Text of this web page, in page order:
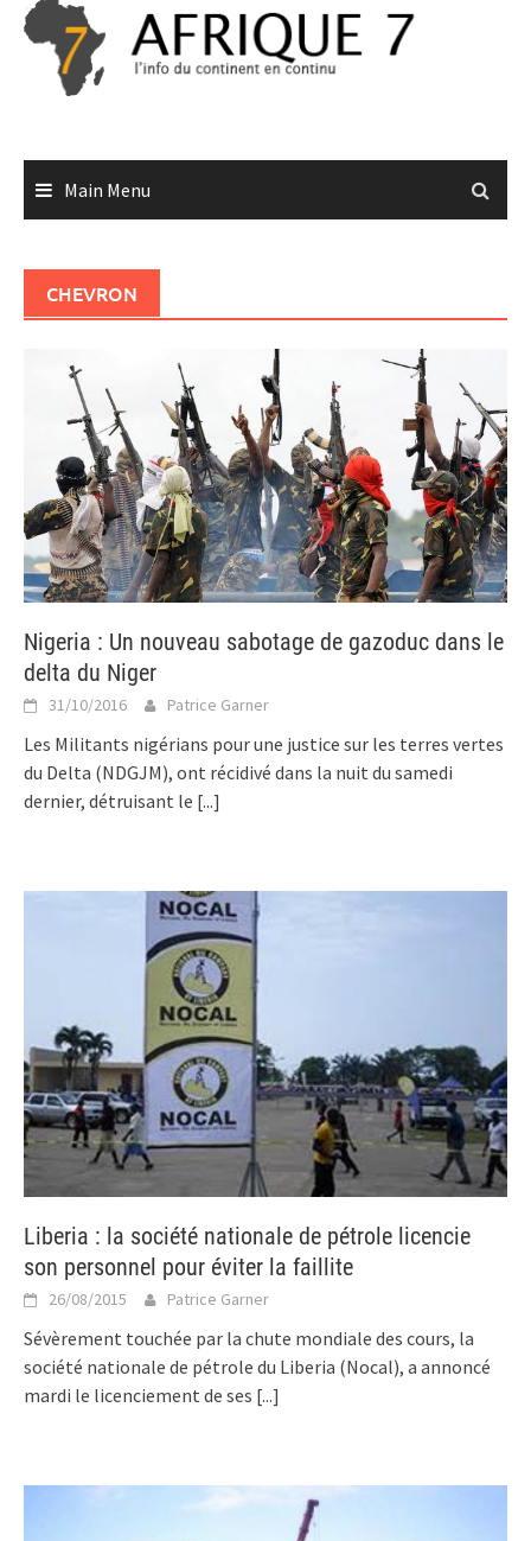
Skip
content
Main Menu
CHEVRON
Nigeria : Un nouveau sabotage de gazoduc dans le
delta du Niger
31/10/2016 Patrice Garner
Les Militants nigérians pour une justice sur les terres vertes
du Delta (NDGJM), ont récidivé dans la nuit du samedi
dernier, détruisant le [...]
Liberia : la société nationale de pétrole licencie
son personnel pour éviter la faillite
26/08/2015 Patrice Garner
Sévèrement touchée par la chute mondiale des cours, la
société nationale de pétrole du Liberia (Nocal), a annoncé
mardi le licenciement de ses [...]